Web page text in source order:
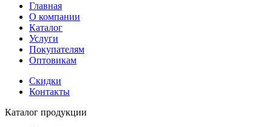
Главная
О компании
Каталог
Услуги
Покупателям
Оптовикам
Скидки
Контакты
Каталог продукции